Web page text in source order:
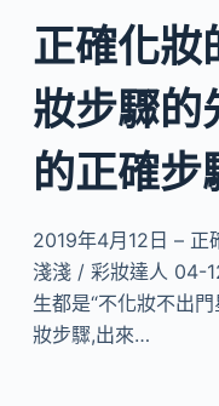
正確化妝
妝步驟的
的正確步
2019年4月12日 – 正
淺淺 / 彩妝達人 04-
生都是“不化妝不出
妝步驟,出來…